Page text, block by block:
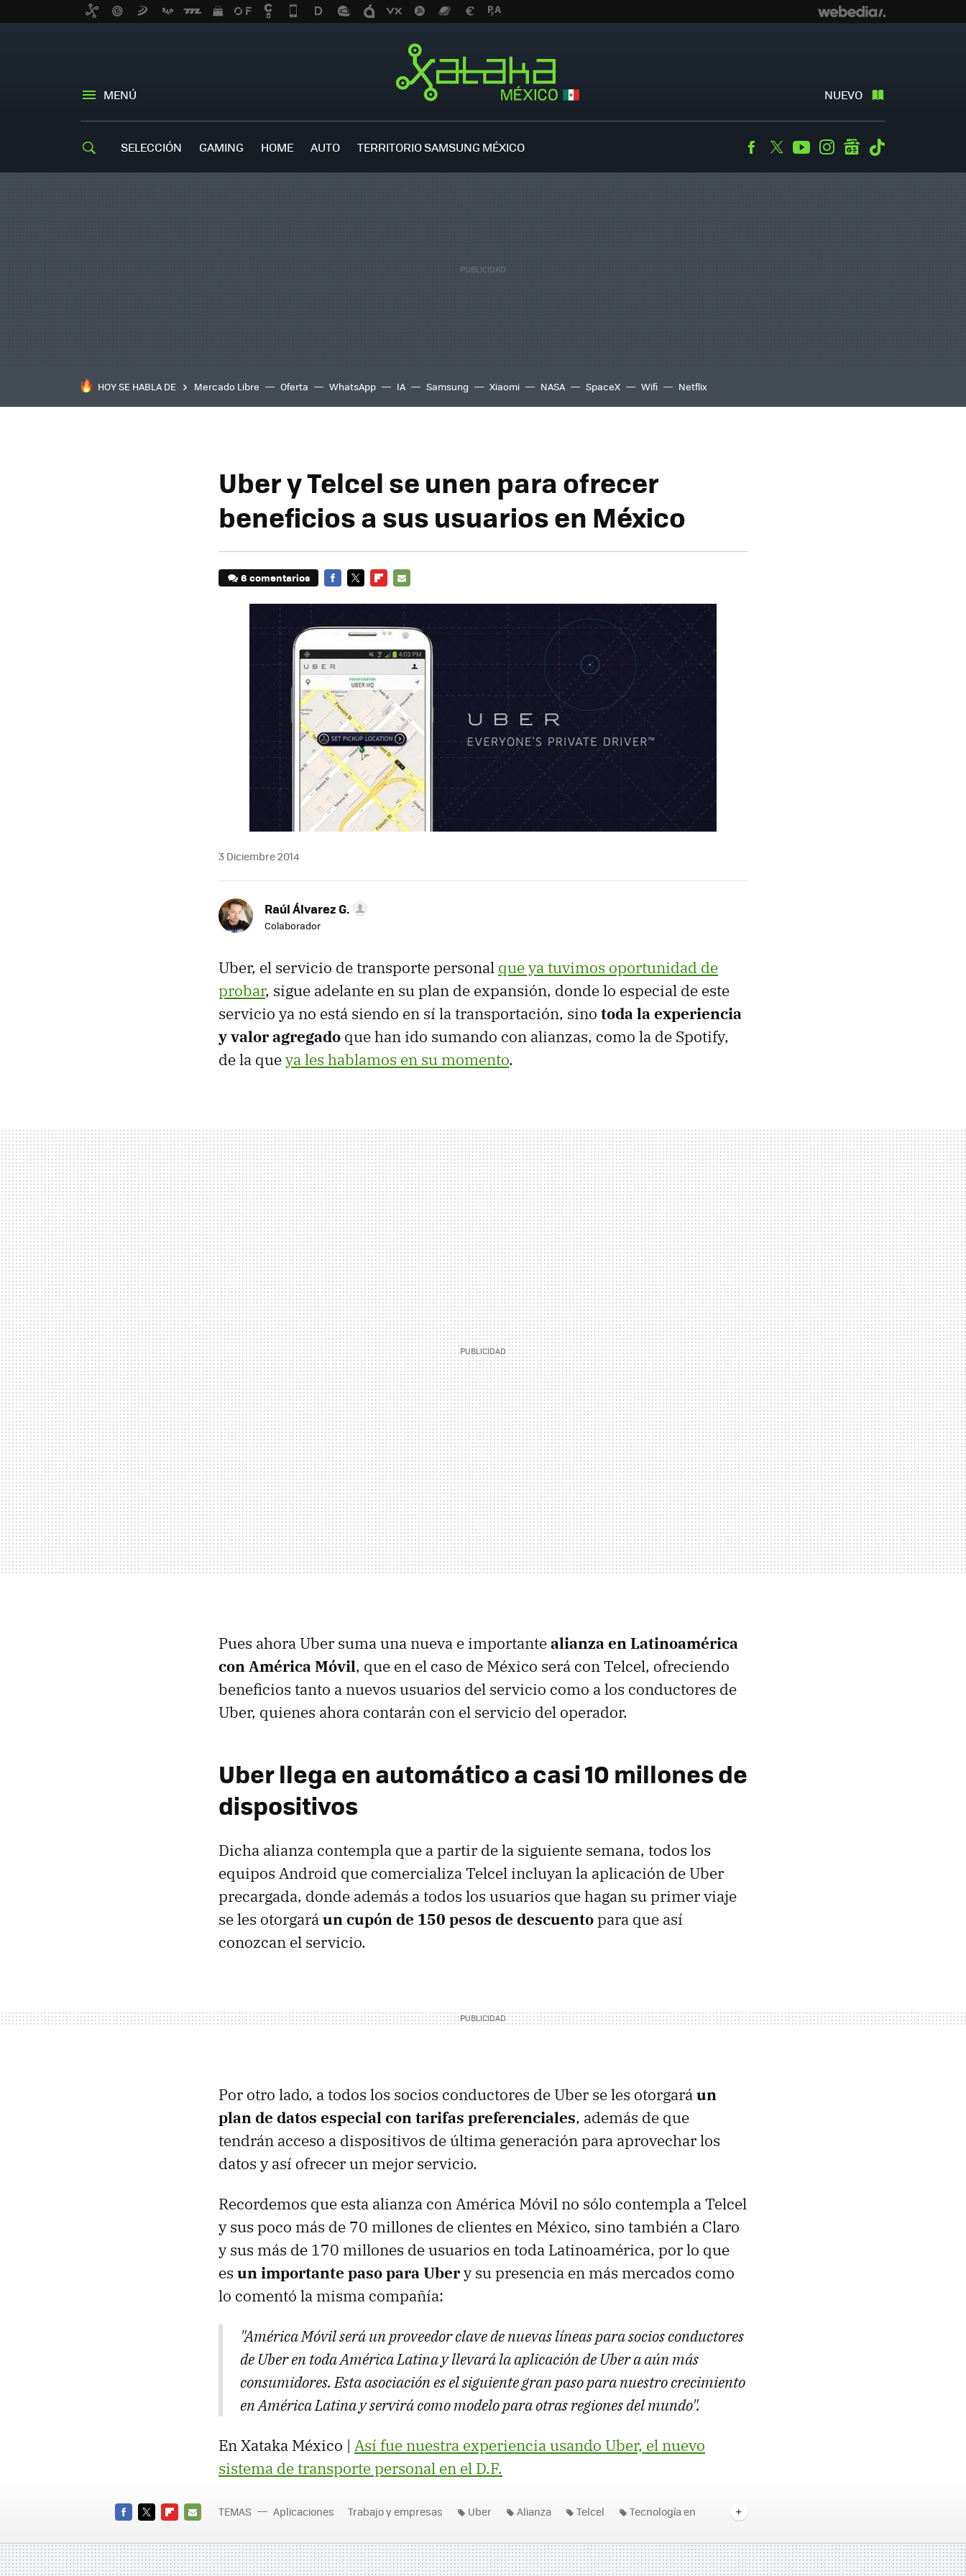
MENÚ NUEVO
SELECCIÓN GAMING HOME AUTO TERRITORIO SAMSUNG MÉXICO Facebook
TwitterYoutubeInstagramgooglenews
HOY SE HABLA DE Mercado Libre Oferta WhatsApp IA Samsung Xiaomi NASA SpaceX Wifi Netflix
Uber y Telcel se unen para ofrecer
beneficios a sus usuarios en México
6 comentarios
MAIL
3 Diciembre 2014
Raúl Álvarez G.
Colaborador
Uber, el servicio de transporte personal que ya tuvimos oportunidad de
probar, sigue adelante en su plan de expansión, donde lo especial de este
servicio ya no está siendo en sí la transportación, sino toda la experiencia
y valor agregado que han ido sumando con alianzas, como la de Spotify,
de la queya les hablamos en su momento.
Pues ahora Uber suma una nueva e importantealianza en Latinoamérica
con América Móvil, que en el caso de México será con Telcel, ofreciendo
beneficios tanto a nuevos usuarios del servicio como a los conductores de
Uber, quienes ahora contarán con el servicio del operador.
Uber llega en automático a casi 10 millones de
dispositivos
Dicha alianza contempla que a partir de la siguiente semana, todos los
equipos Android que comercializa Telcel incluyan la aplicación de Uber
precargada, donde además a todos los usuarios que hagan su primer viaje
se les otorgaráun cupón de 150 pesos de descuentopara que así
conozcan el servicio.
Por otro lado, a todos los socios conductores de Uber se les otorgaráun
plan de datos especial con tarifas preferenciales, además de que
tendrán acceso a dispositivos de última generación para aprovechar los
datos y así ofrecer un mejor servicio.
Recordemos que esta alianza con América Móvil no sólo contempla a Telcel
y sus poco más de 70 millones de clientes en México, sino también a Claro
y sus más de 170 millones de usuarios en toda Latinoamérica, por lo que
es un importante paso para Ubery su presencia en más mercados como
lo comentó la misma compañía:
"América Móvil será un proveedor clave de nuevas líneas para socios conductores
de Uber en toda América Latina y llevará la aplicación de Uber a aún más
consumidores. Esta asociación es el siguiente gran paso para nuestro crecimiento
en América Latina y servirá como modelo para otras regiones del mundo".
En Xataka México | Así fue nuestra experiencia usando Uber, el nuevo
sistema de transporte personal en el D.F.
MAIL
TEMAS Aplicaciones Trabajo y empresas Uber Alianza Telcel
Tecnología en